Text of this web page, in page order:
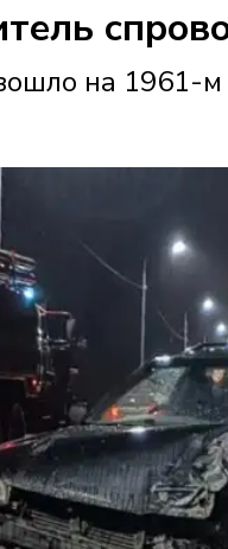
на 1961-м